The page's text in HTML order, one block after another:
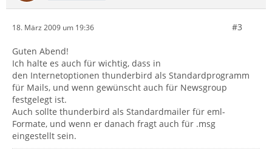
18. März 2009 um 19:36 #3
Guten Abend!
Ich halte es auch für wichtig, dass in
den Internetoptionen thunderbird als Standardprogramm
für Mails, und wenn gewünscht auch für Newsgroup
festgelegt ist.
Auch sollte thunderbird als Standardmailer für eml-
Formate, und wenn er danach fragt auch für .msg
eingestellt sein.